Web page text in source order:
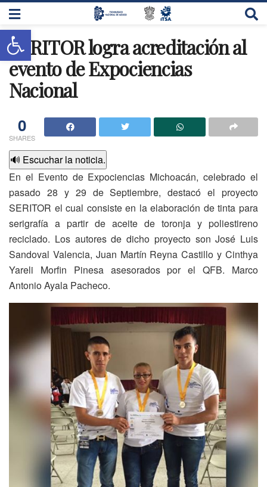
SERITOR logra acreditación al
evento de Expociencias
Nacional
0
SHARES
🔊 Escuchar la noticia.
En el Evento de Expociencias Michoacán, celebrado el
pasado 28 y 29 de Septiembre, destacó el proyecto
SERITOR el cual consiste en la elaboración de tinta para
serigrafía a partir de aceite de toronja y poliestireno
reciclado. Los autores de dicho proyecto son José Luis
Sandoval Valencia, Juan Martín Reyna Castillo y Cinthya
Yareli Morfin Pinesa asesorados por el QFB. Marco
Antonio Ayala Pacheco.
Abrir barra de herramientas